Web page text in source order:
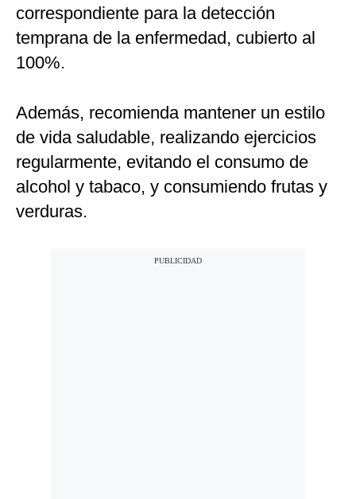
correspondiente para la detección
temprana de la enfermedad, cubierto al
100%.
Además, recomienda mantener un estilo
de vida saludable, realizando ejercicios
regularmente, evitando el consumo de
alcohol y tabaco, y consumiendo frutas y
verduras.